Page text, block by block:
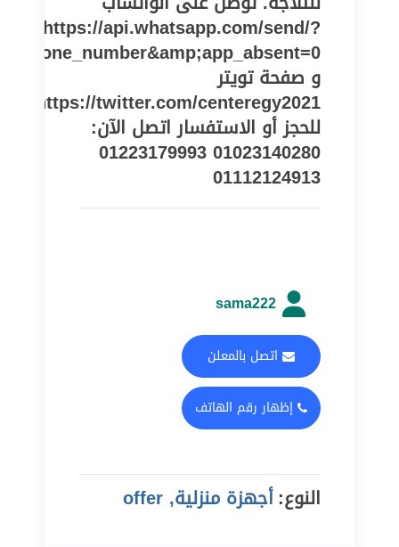
https://api.whatsapp.com/send/?
و صفحة تويتر
https://twitter.com/centeregy2021
للحجز أو الاستفسار اتصل الآن:
01023140280 01223179993
01112124913
sama222
اتصل بالمعلن
إظهار رقم الهاتف
النوع:أجهزة منزلية, offer